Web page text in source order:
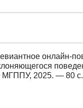
онлайн-
МГППУ, 2025. — 80 с.